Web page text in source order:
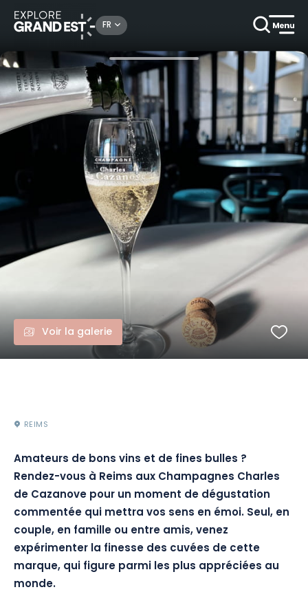
FR
Gastronomie & oenotourisme Dégustation commentée au Champagne Charles de Cazanove
Voir la galerie
REIMS
Amateurs de bons vins et de fines bulles ?
Rendez-vous à Reims aux Champagnes Charles
de Cazanove pour un moment de dégustation
commentée qui mettra vos sens en émoi. Seul, en
couple, en famille ou entre amis, venez
expérimenter la finesse des cuvées de cette
marque, qui figure parmi les plus appréciées au
monde.